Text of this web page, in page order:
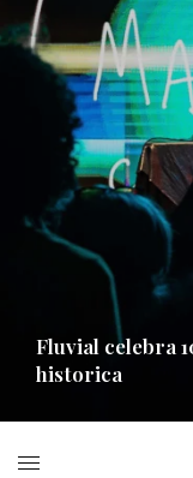
Fluvial celebra
historica